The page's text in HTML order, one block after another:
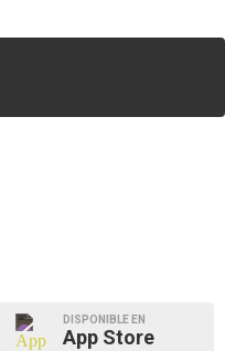
DISPONIBLE EN
App Store